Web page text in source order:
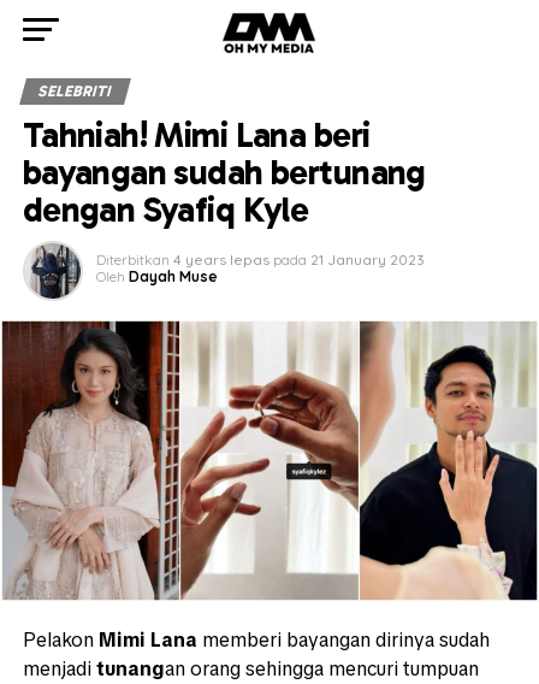
SELEBRITI
Tahniah! Mimi Lana beri
bayangan sudah bertunang
dengan Syafiq Kyle
Diterbitkan 4 years lepas pada 21 January 2023
Oleh Dayah Muse
Pelakon Mimi Lana memberi bayangan dirinya sudah
menjaditunangan orang sehingga mencuri tumpuan